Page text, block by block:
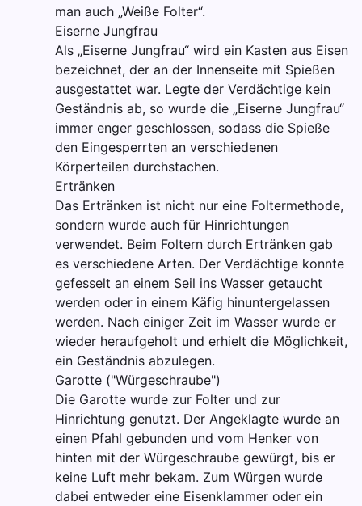
man auch „Weiße Folter“.
Eiserne Jungfrau
Als „Eiserne Jungfrau“ wird ein Kasten aus Eisen
bezeichnet, der an der Innenseite mit Spießen
ausgestattet war. Legte der Verdächtige kein
Geständnis ab, so wurde die „Eiserne Jungfrau“
immer enger geschlossen, sodass die Spieße
den Eingesperrten an verschiedenen
Körperteilen durchstachen.
Ertränken
Das Ertränken ist nicht nur eine Foltermethode,
sondern wurde auch für Hinrichtungen
verwendet. Beim Foltern durch Ertränken gab
es verschiedene Arten. Der Verdächtige konnte
gefesselt an einem Seil ins Wasser getaucht
werden oder in einem Käfig hinuntergelassen
werden. Nach einiger Zeit im Wasser wurde er
wieder heraufgeholt und erhielt die Möglichkeit,
ein Geständnis abzulegen.
Garotte ("Würgeschraube")
Die Garotte wurde zur Folter und zur
Hinrichtung genutzt. Der Angeklagte wurde an
einen Pfahl gebunden und vom Henker von
hinten mit der Würgeschraube gewürgt, bis er
keine Luft mehr bekam. Zum Würgen wurde
dabei entweder eine Eisenklammer oder ein